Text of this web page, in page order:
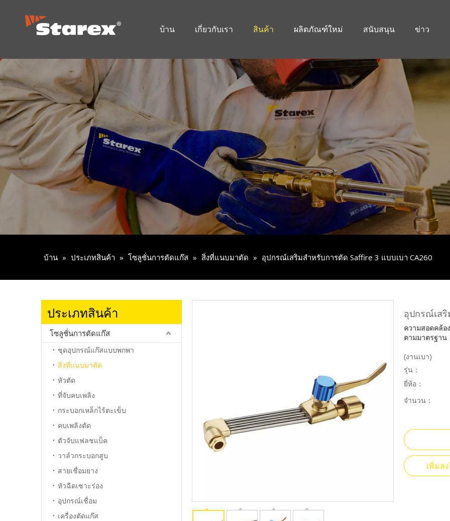
บ้าน เกี่ยวกับเรา สินค้า ผลิตภัณฑ์ใหม่ สนับสนุน ข่าว
บ้าน » ประเภทสินค้า » โซลูชั่นการตัดแก๊ส » สิ่งที่แนบมาตัด » อุปกรณ์เสริมสำหรับการตัด Saffire 3 แบบเบา CA260
ประเภทสินค้า
โซลูชั่นการตัดแก๊ส
ชุดอุปกรณ์แก๊สแบบพกพา
สิ่งที่แนบมาตัด
หัวตัด
ที่จับคบเพลิง
กระบอกเหล็กไร้ตะเข็บ
คบเพลิงตัด
ตัวจับแฟลชแบ็ค
วาล์วกระบอกสูบ
สายเชื่อมยาง
หัวฉีดเซาะร่อง
อุปกรณ์เชื่อม
เครื่องตัดแก๊ส
อุปกรณ์เสริ
ความสอดคล้อ
ตามมาตรฐาน
(งานเบา)
รุ่น：
ยี่ห้อ：
จำนวน：
เพิ่มล